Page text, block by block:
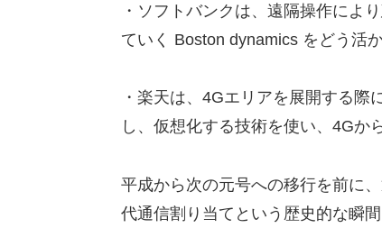
・ソフトバンクは、遠隔操作によ
ていく Boston dynamics をどう活
・楽天は、4Gエリアを展開する
し、仮想化する技術を使い、4Gか
平成から次の元号への移行を前に
代通信割り当てという歴史的な瞬